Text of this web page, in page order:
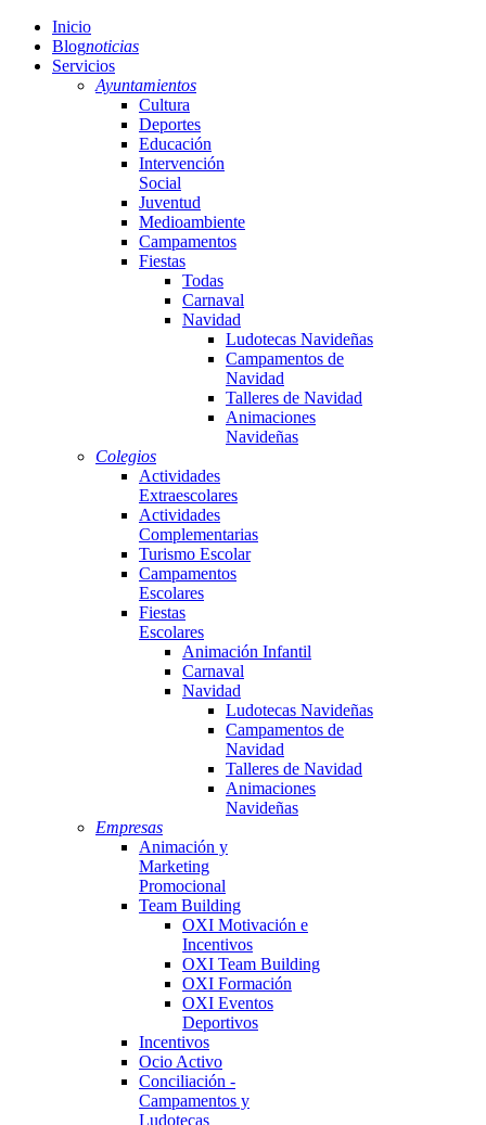
Inicio
Blognoticias
Servicios
Ayuntamientos
Cultura
Deportes
Educación
Intervención
Social
Juventud
Medioambiente
Campamentos
Fiestas
Todas
Carnaval
Navidad
Ludotecas Navideñas
Campamentos de
Navidad
Talleres de Navidad
Animaciones
Navideñas
Colegios
Actividades
Extraescolares
Actividades
Complementarias
Turismo Escolar
Campamentos
Escolares
Fiestas
Escolares
Animación Infantil
Carnaval
Navidad
Ludotecas Navideñas
Campamentos de
Navidad
Talleres de Navidad
Animaciones
Navideñas
Empresas
Animación y
Marketing
Promocional
Team Building
OXI Motivación e
Incentivos
OXI Team Building
OXI Formación
OXI Eventos
Deportivos
Incentivos
Ocio Activo
Conciliación -
Campamentos y
Ludotecas